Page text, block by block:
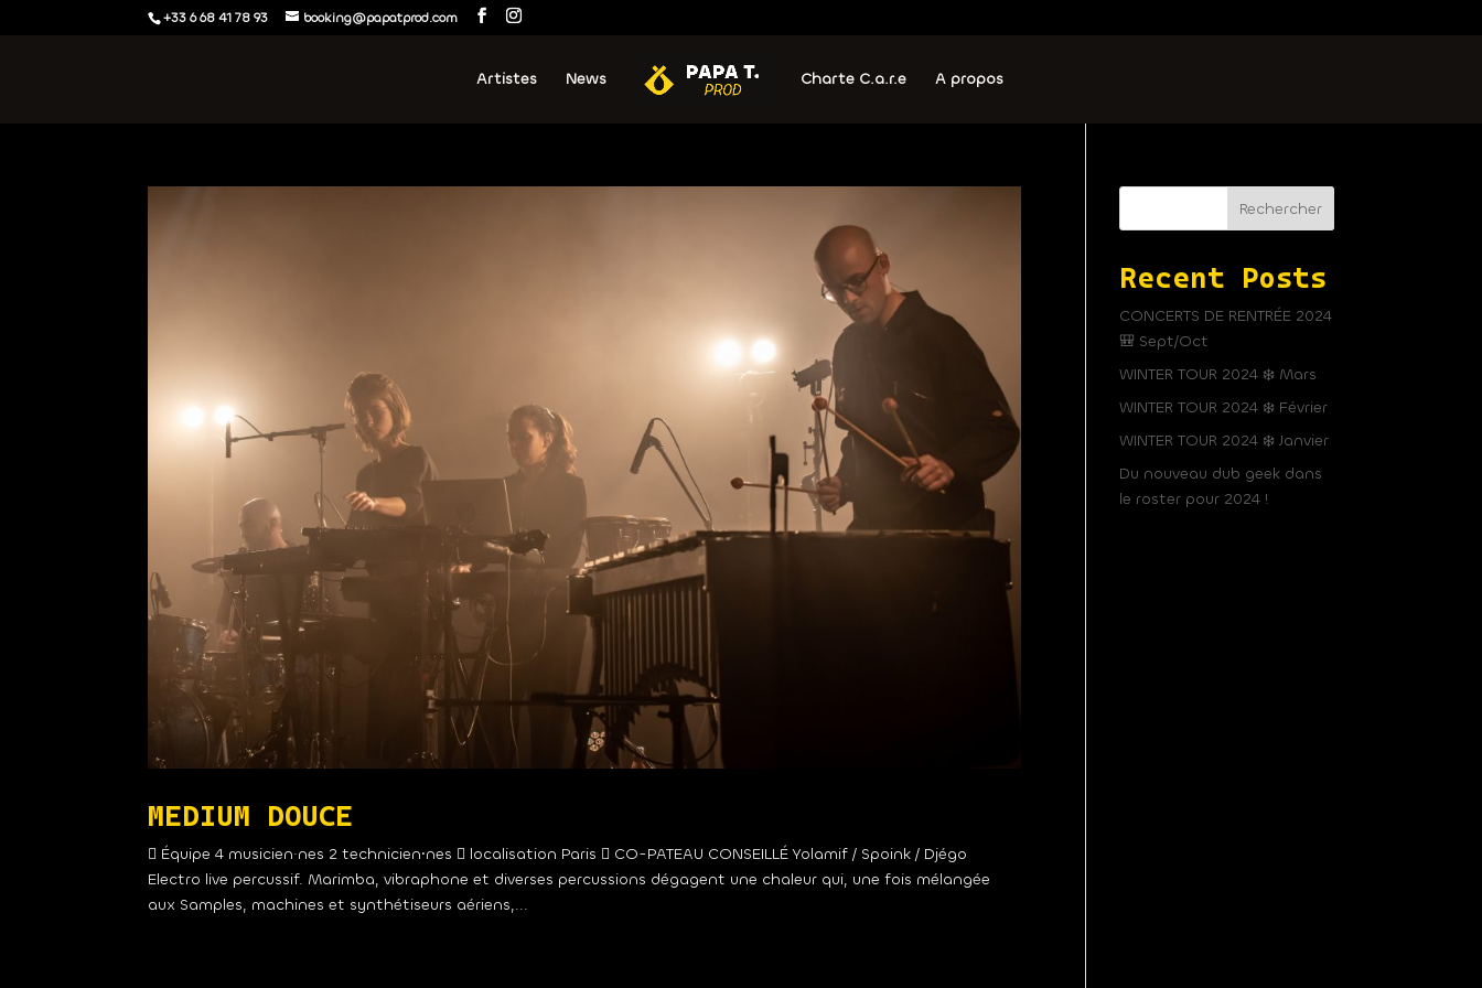
+33 6 68 41 78 93 booking@papatprod.com
Artistes News Charte C.a.r.e A propos
MEDIUM DOUCE
 Équipe 4 musicien·nes 2 technicien⸱nes  localisation Paris  CO-PATEAU CONSEILLÉ Yolamif / Spoink / Djégo
Electro live percussif. Marimba, vibraphone et diverses percussions dégagent une chaleur qui, une fois mélangée
aux Samples, machines et synthétiseurs aériens,...
Rechercher
Recent Posts
CONCERTS DE RENTRÉE 2024
🎒 Sept/Oct
WINTER TOUR 2024 ❄️ Mars
WINTER TOUR 2024 ❄️ Février
WINTER TOUR 2024 ❄️ Janvier
Du nouveau dub geek dans
le roster pour 2024 !